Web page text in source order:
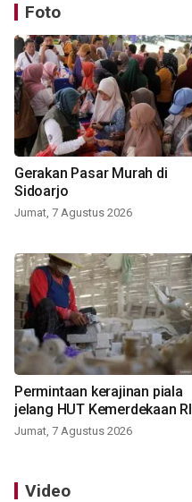
Foto
Gerakan Pasar Murah di
Sidoarjo
Jumat, 7 Agustus 2026
Permintaan kerajinan piala
jelang HUT Kemerdekaan RI
Jumat, 7 Agustus 2026
Video